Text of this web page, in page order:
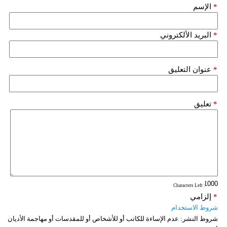
الإسم *
البريد الألكتروني *
عنوان التعليق *
تعليق *
: Characters Left
إلزامي *
شروط الاستخدام
شروط النشر: عدم الإساءة للكاتب أو للأشخاص أو للمقدسات أو مهاجمة الأديان